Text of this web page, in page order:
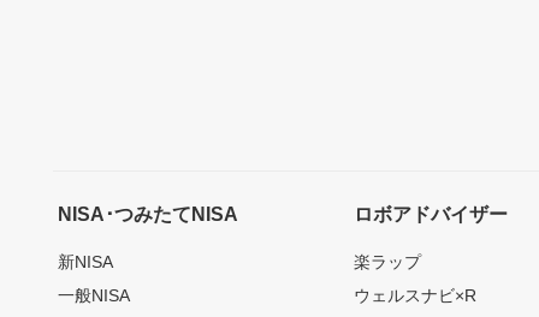
NISA･つみたてNISA
新NISA
一般NISA
ロボアドバイザー
楽ラップ
ウェルスナビ×R